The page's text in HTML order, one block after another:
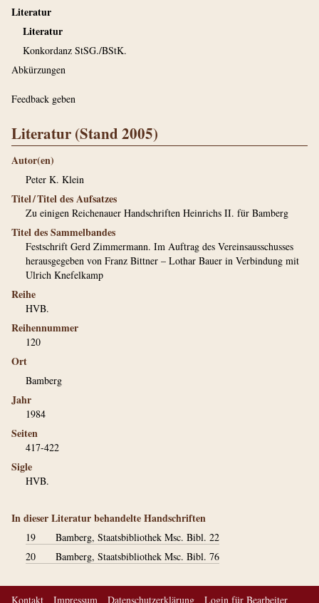
Literatur
Literatur
Konkordanz StSG./BStK.
Abkürzungen
Feedback geben
Literatur (Stand 2005)
Autor(en)
Peter K. Klein
Titel / Titel des Aufsatzes
Zu einigen Reichenauer Handschriften Heinrichs II. für Bamberg
Titel des Sammelbandes
Festschrift Gerd Zimmermann. Im Auftrag des Vereinsausschusses
herausgegeben von Franz Bittner – Lothar Bauer in Verbindung mit
Ulrich Knefelkamp
Reihe
HVB.
Reihennummer
120
Ort
Bamberg
Jahr
1984
Seiten
417-422
Sigle
HVB.
In dieser Literatur behandelte Handschriften
19
Bamberg, Staatsbibliothek Msc. Bibl. 22
20
Bamberg, Staatsbibliothek Msc. Bibl. 76
Kontakt Impressum Datenschutzerklärung Login für Bearbeiter